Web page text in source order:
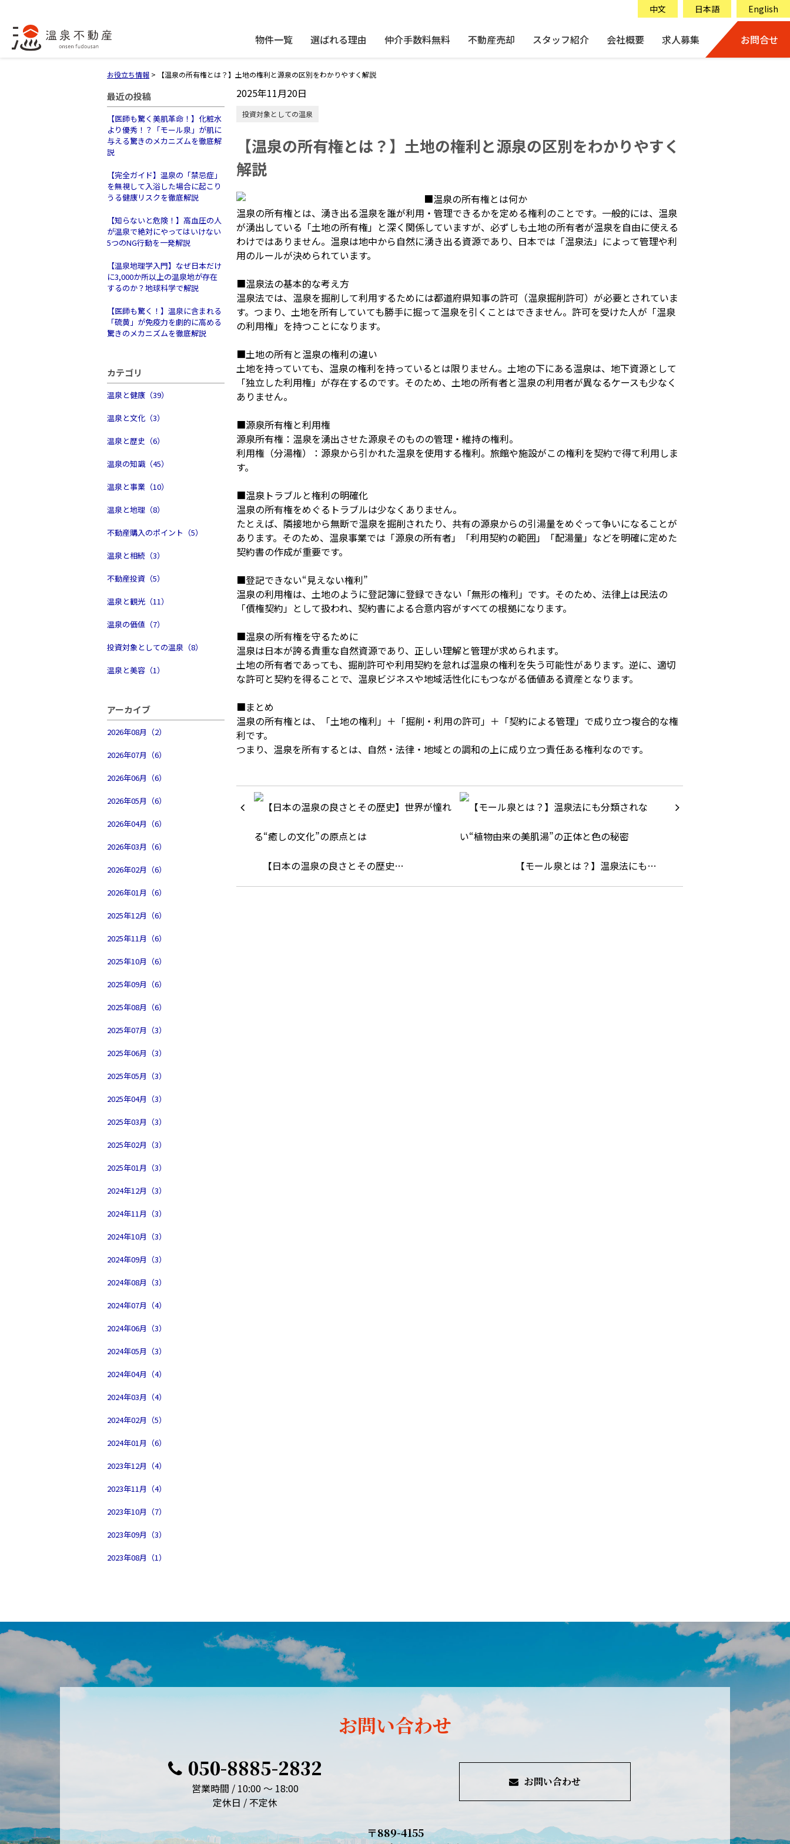
中文 日本語 English
物件一覧 選ばれる理由 仲介手数料無料 不動産売却 スタッフ紹介 会社概要 求人募集 お問合せ
お役立ち情報 > 【温泉の所有権とは？】土地の権利と源泉の区別をわかりやすく解説
最近の投稿
【医師も驚く美肌革命！】化粧水
より優秀！？「モール泉」が肌に
与える驚きのメカニズムを徹底解
説
【完全ガイド】温泉の「禁忌症」
を無視して入浴した場合に起こり
うる健康リスクを徹底解説
【知らないと危険！】高血圧の人
が温泉で絶対にやってはいけない
5つのNG行動を一発解説
【温泉地理学入門】なぜ日本だけ
に3,000か所以上の温泉地が存在
するのか？地球科学で解説
【医師も驚く！】温泉に含まれる
「硫黄」が免疫力を劇的に高める
驚きのメカニズムを徹底解説
カテゴリ
温泉と健康（39）
温泉と文化（3）
温泉と歴史（6）
温泉の知識（45）
温泉と事業（10）
温泉と地理（8）
不動産購入のポイント（5）
温泉と相続（3）
不動産投資（5）
温泉と観光（11）
温泉の価値（7）
投資対象としての温泉（8）
温泉と美容（1）
アーカイブ
2026年08月（2）
2026年07月（6）
2026年06月（6）
2026年05月（6）
2026年04月（6）
2026年03月（6）
2026年02月（6）
2026年01月（6）
2025年12月（6）
2025年11月（6）
2025年10月（6）
2025年09月（6）
2025年08月（6）
2025年07月（3）
2025年06月（3）
2025年05月（3）
2025年04月（3）
2025年03月（3）
2025年02月（3）
2025年01月（3）
2024年12月（3）
2024年11月（3）
2024年10月（3）
2024年09月（3）
2024年08月（3）
2024年07月（4）
2024年06月（3）
2024年05月（3）
2024年04月（4）
2024年03月（4）
2024年02月（5）
2024年01月（6）
2023年12月（4）
2023年11月（4）
2023年10月（7）
2023年09月（3）
2023年08月（1）
2025年11月20日
投資対象としての温泉
【温泉の所有権とは？】土地の権利と源泉の区別をわかりやすく
解説
■温泉の所有権とは何か
温泉の所有権とは、湧き出る温泉を誰が利用・管理できるかを定める権利のことです。一般的には、温泉
が湧出している「土地の所有権」と深く関係していますが、必ずしも土地の所有者が温泉を自由に使える
わけではありません。温泉は地中から自然に湧き出る資源であり、日本では「温泉法」によって管理や利
用のルールが決められています。
■温泉法の基本的な考え方
温泉法では、温泉を掘削して利用するためには都道府県知事の許可（温泉掘削許可）が必要とされていま
す。つまり、土地を所有していても勝手に掘って温泉を引くことはできません。許可を受けた人が「温泉
の利用権」を持つことになります。
■土地の所有と温泉の権利の違い
土地を持っていても、温泉の権利を持っているとは限りません。土地の下にある温泉は、地下資源として
「独立した利用権」が存在するのです。そのため、土地の所有者と温泉の利用者が異なるケースも少なく
ありません。
■源泉所有権と利用権
源泉所有権：温泉を湧出させた源泉そのものの管理・維持の権利。
利用権（分湯権）：源泉から引かれた温泉を使用する権利。旅館や施設がこの権利を契約で得て利用しま
す。
■温泉トラブルと権利の明確化
温泉の所有権をめぐるトラブルは少なくありません。
たとえば、隣接地から無断で温泉を掘削されたり、共有の源泉からの引湯量をめぐって争いになることが
あります。そのため、温泉事業では「源泉の所有者」「利用契約の範囲」「配湯量」などを明確に定めた
契約書の作成が重要です。
■登記できない“見えない権利”
温泉の利用権は、土地のように登記簿に登録できない「無形の権利」です。そのため、法律上は民法の
「債権契約」として扱われ、契約書による合意内容がすべての根拠になります。
■温泉の所有権を守るために
温泉は日本が誇る貴重な自然資源であり、正しい理解と管理が求められます。
土地の所有者であっても、掘削許可や利用契約を怠れば温泉の権利を失う可能性があります。逆に、適切
な許可と契約を得ることで、温泉ビジネスや地域活性化にもつながる価値ある資産となります。
■まとめ
温泉の所有権とは、「土地の権利」＋「掘削・利用の許可」＋「契約による管理」で成り立つ複合的な権
利です。
つまり、温泉を所有するとは、自然・法律・地域との調和の上に成り立つ責任ある権利なのです。
【日本の温泉の良さとその歴史… 【モール泉とは？】温泉法にも…
お問い合わせ
050-8885-2832
営業時間 / 10:00 ～ 18:00
定休日 / 不定休
お問い合わせ
〒889-4155